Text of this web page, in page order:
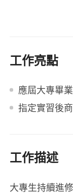
工作亮點
應屆大專畢
指定實習後
工作描述
大專生持續進